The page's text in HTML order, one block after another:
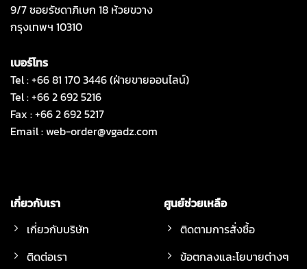
9/7 ซอยรัชดาภิเษก 18 ห้วยขวาง
กรุงเทพฯ 10310
เบอร์โทร
Tel : +66 81 170 3446 (ฝ่ายขายออนไลน์)
Tel : +66 2 692 5216
Fax : +66 2 692 5217
Email :web-order@vgadz.com
เกี่ยวกับเรา
เกี่ยวกับบริษัท
ติดต่อเรา
ศูนย์ช่วยเหลือ
ติดตามการสั่งซื้อ
ข้อตกลงและโยบายต่างๆ